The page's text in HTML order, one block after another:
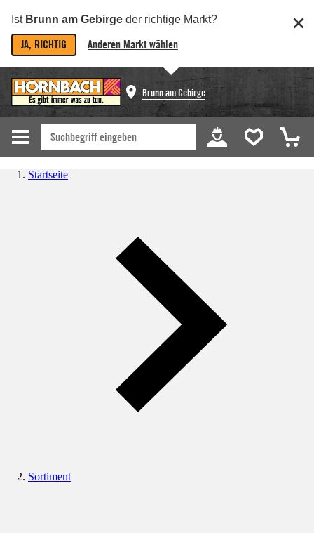
Ist Brunn am Gebirge der richtige Markt?
JA, RICHTIG Anderen Markt wählen
Brunn am Gebirge
Startseite
Sortiment